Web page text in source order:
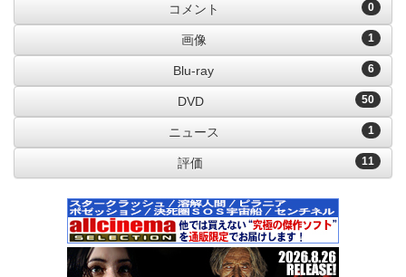
0
コメント
1
画像
6
Blu-ray
50
DVD
1
ニュース
11
評価